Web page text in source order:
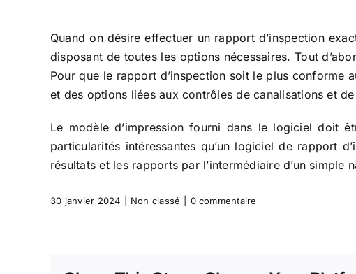
Quand on désire effectuer un rapport d’inspection
disposant de toutes les options nécessaires. Tout
Pour que le rapport d’inspection soit le plus conforme
et des options liées aux contrôles de canalisations et
Le modèle d’impression fourni dans le logiciel doit
particularités intéressantes qu’un logiciel de rapport
résultats et les rapports par l’intermédiaire d’un simple
30 janvier 2024 Non classé 0 commentaire